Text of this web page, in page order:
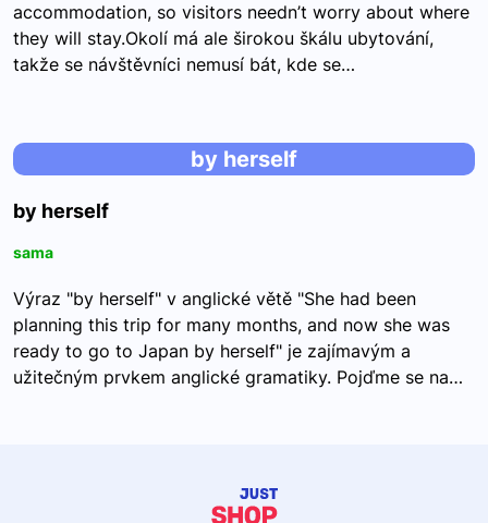
accommodation, so visitors needn’t worry about where
they will stay.Okolí má ale širokou škálu ubytování,
takže se návštěvníci nemusí bát, kde se…
by herself
by herself
sama
Výraz "by herself" v anglické větě "She had been
planning this trip for many months, and now she was
ready to go to Japan by herself" je zajímavým a
užitečným prvkem anglické gramatiky. Pojďme se na…